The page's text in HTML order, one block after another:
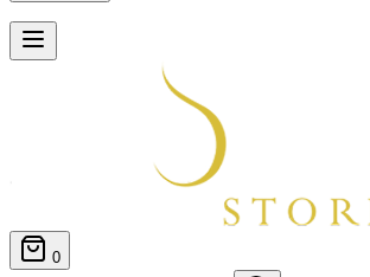
0